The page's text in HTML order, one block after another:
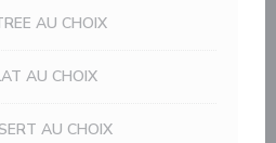
AU CHOIX
AU CHOIX
AU CHOIX